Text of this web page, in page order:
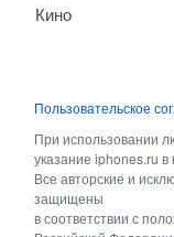
Кино
Пользовательское
При использовании
указание iphones.ru в
Все авторские и
защищены
в соответствии с